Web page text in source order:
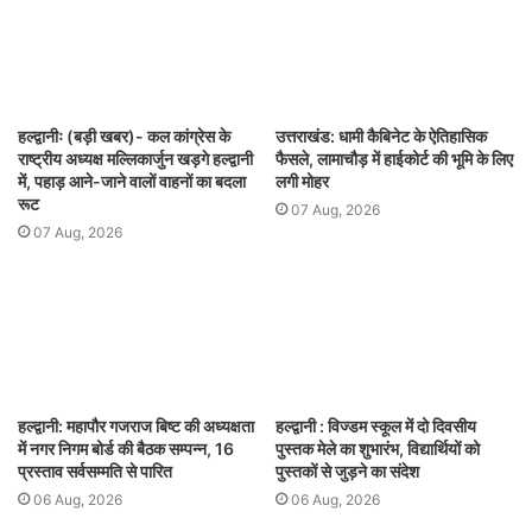
हल्द्वानीः (बड़ी खबर)- कल कांग्रेस के
राष्ट्रीय अध्यक्ष मल्लिकार्जुन खड़गे हल्द्वानी
में, पहाड़ आने-जाने वालों वाहनों का बदला
रूट
07 Aug, 2026
उत्तराखंड: धामी कैबिनेट के ऐतिहासिक
फैसले, लामाचौड़ में हाईकोर्ट की भूमि के लिए
लगी मोहर
07 Aug, 2026
हल्द्वानी: महापौर गजराज बिष्ट की अध्यक्षता
में नगर निगम बोर्ड की बैठक सम्पन्न, 16
प्रस्ताव सर्वसम्मति से पारित
06 Aug, 2026
हल्द्वानी : विज्डम स्कूल में दो दिवसीय
पुस्तक मेले का शुभारंभ, विद्यार्थियों को
पुस्तकों से जुड़ने का संदेश
06 Aug, 2026